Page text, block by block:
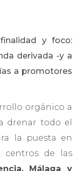
y foco:
derivada -y a
a promotores
orgánico a
drenar todo el
la puesta en
centros de las
Málaga y